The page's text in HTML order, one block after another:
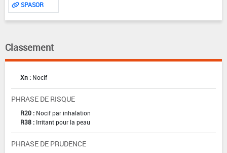
SPASOR
Classement
Xn : Nocif
PHRASE DE RISQUE
R20 : Nocif par inhalation
R38 : Irritant pour la peau
PHRASE DE PRUDENCE